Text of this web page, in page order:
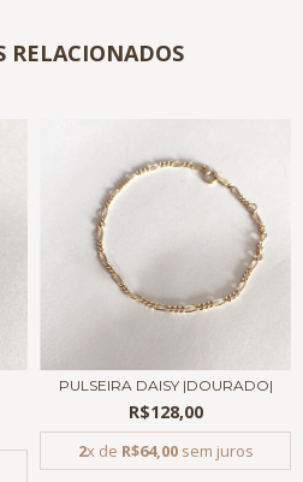
RELACIONADOS
PULSEIRA DAISY |DOURADO|
R$128,00
2x de R$64,00sem juros